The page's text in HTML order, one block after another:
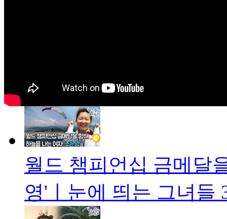
월드 챔피언십 금메달
영'ㅣ눈에 띄는 그녀들